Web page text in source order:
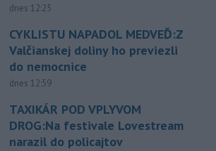
dnes 12:25
CYKLISTU NAPADOL MEDVEĎ:Z
Valčianskej doliny ho previezli
do nemocnice
dnes 12:59
TAXIKÁR POD VPLYVOM
DROG:Na festivale Lovestream
narazil do policajtov